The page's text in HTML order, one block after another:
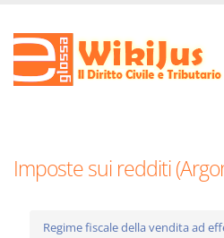
Imposte sui redditi
Regime fiscale della vendita ad